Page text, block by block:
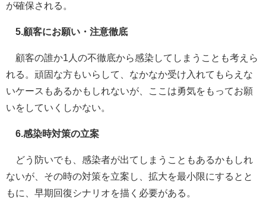
が確保される。
5.顧客にお願い・注意徹底
顧客の誰か1人の不徹底から感染してしまうことも考えら
れる。頑固な方もいらして、なかなか受け入れてもらえな
いケースもあるかもしれないが、ここは勇気をもってお願
いをしていくしかない。
6.感染時対策の立案
どう防いでも、感染者が出てしまうこともあるかもしれ
ないが、その時の対策を立案し、拡大を最小限にするとと
もに、早期回復シナリオを描く必要がある。